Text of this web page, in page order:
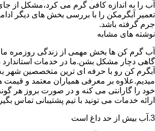
آب را به اندازه کافی گرم می کرد،مشکل از
تعمیر آبگرمکن را با بررسی بخش های دیگر
جرم گرفته باشد.
نوشته های مشابه
آب گرم کن ها بخش مهمی از زندگی روزمره ما
گاهی دچار مشکل بشن.ما در خدمات استاندارد
آبگرم کن رو با حرفه ای ترین متخصصین شهر
میدیم.علاوه بر معرفی همیاران معتمد و
خود را گارانتی می کنه و در صورت بروز هر
ارائه خدمات می تونید با تیم پشتیبانی تماس
3.آب بیش از حد داغ است